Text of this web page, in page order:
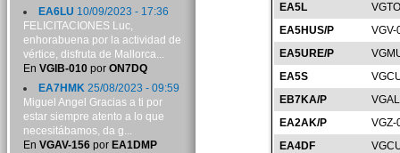
EA5L
EA5HUS/P
VGV-
EA5URE/P
EA5S
EB7KA/P
EA2AK/P
VGZ-
EA4DF
EA6LU 10/09/2023 - 17:36
FELICITACIONES Luc,
enhorabuena por la actividad de
vértice, disfruta de Mallorca...
En VGIB-010por ON7DQ
EA7HMK 25/08/2023 - 09:59
Miguel Angel Gracias a ti por
estar siempre atento a lo que
necesitábamos, da g...
En VGAV-156por EA1DMP